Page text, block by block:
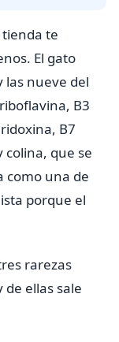
te
El gato
las nueve del
B3
B7
colina, que se
como una de
porque el
rarezas
ellas sale